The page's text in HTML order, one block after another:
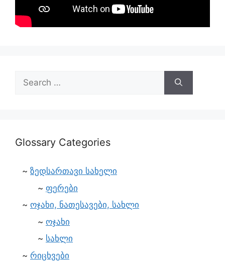
Glossary Categories
ზედსართავი სახელი
ფერები
ოჯახი, ნათესავები, სახლი
ოჯახი
სახლი
რიცხვები